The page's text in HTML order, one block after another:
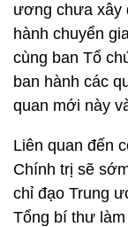
ương chưa xây
hành chuyển
cùng ban Tổ
ban hành các
quan mới này
Liên quan đến
Chính trị sẽ
chỉ đạo Trung
Tổng bí thư